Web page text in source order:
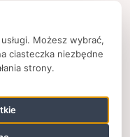
Możesz wybrać,
ciasteczka niezbędne
strony.